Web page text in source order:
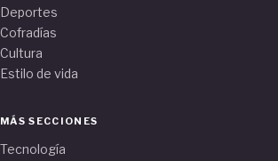
Deportes
Cofradías
Cultura
Estilo de vida
MÁS SECCIONES
Tecnología